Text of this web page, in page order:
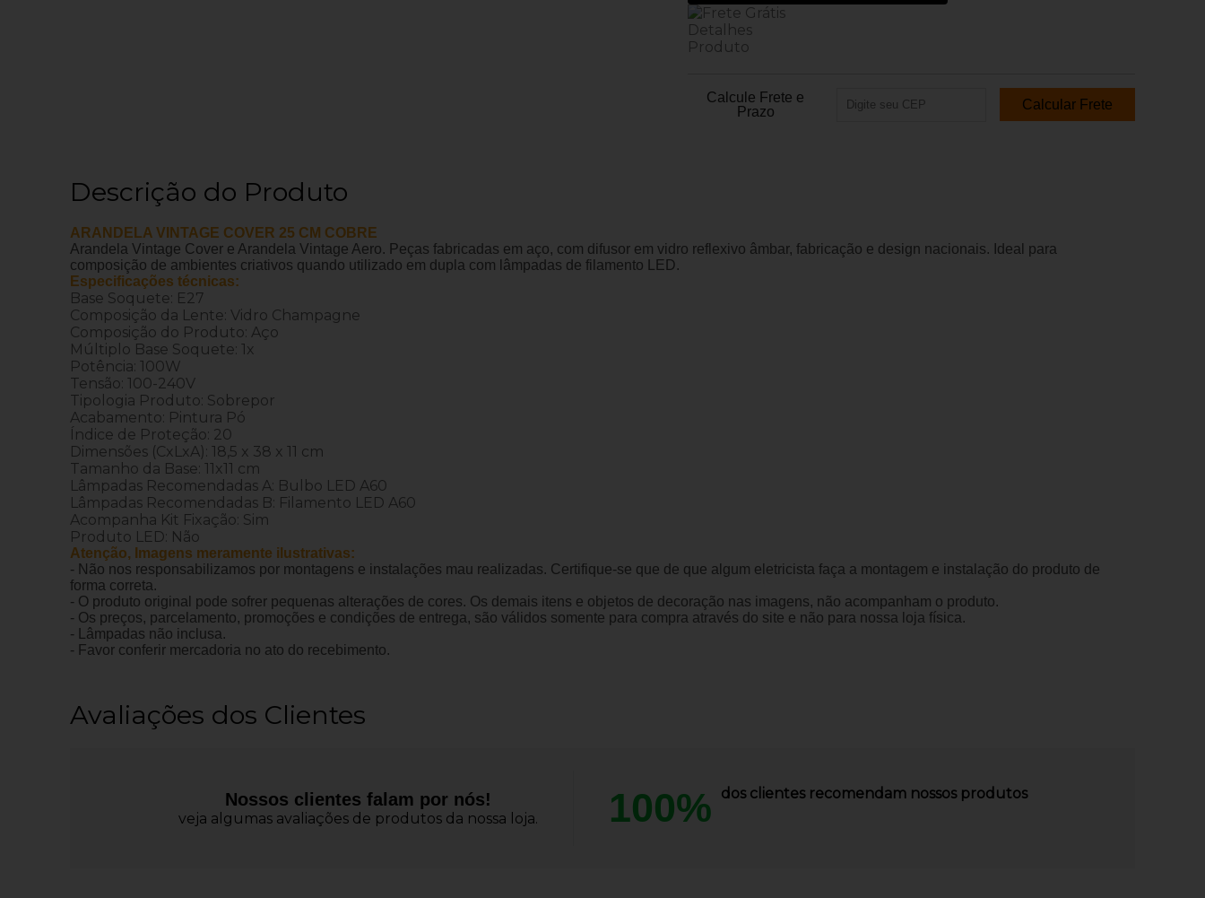
Calcule Frete e
Prazo
Descrição do Produto
ARANDELA VINTAGE COVER 25 CM COBRE
Arandela Vintage Cover e Arandela Vintage Aero. Peças fabricadas em aço, com difusor em vidro reflexivo âmbar, fabricação e design nacionais. Ideal para
composição de ambientes criativos quando utilizado em dupla com lâmpadas de filamento LED.
Especificações técnicas:
Base Soquete: E27
Composição da Lente: Vidro Champagne
Composição do Produto: Aço
Múltiplo Base Soquete: 1x
Potência: 100W
Tensão: 100-240V
Tipologia Produto: Sobrepor
Acabamento: Pintura Pó
Índice de Proteção: 20
Dimensões (CxLxA): 18,5 x 38 x 11 cm
Tamanho da Base: 11x11 cm
Lâmpadas Recomendadas A: Bulbo LED A60
Lâmpadas Recomendadas B: Filamento LED A60
Acompanha Kit Fixação: Sim
Produto LED: Não
Atenção, Imagens meramente ilustrativas:
- Não nos responsabilizamos por montagens e instalações mau realizadas. Certifique-se que de que algum eletricista faça a montagem e instalação do produto de
forma correta.
- O produto original pode sofrer pequenas alterações de cores. Os demais itens e objetos de decoração nas imagens, não acompanham o produto.
- Os preços, parcelamento, promoções e condições de entrega, são válidos somente para compra através do site e não para nossa loja física.
- Lâmpadas não inclusa.
- Favor conferir mercadoria no ato do recebimento.
Avaliações dos Clientes
Nossos clientes falam por nós!
veja algumas avaliações de produtos da nossa loja. 100% dos clientes recomendam nossos produtos